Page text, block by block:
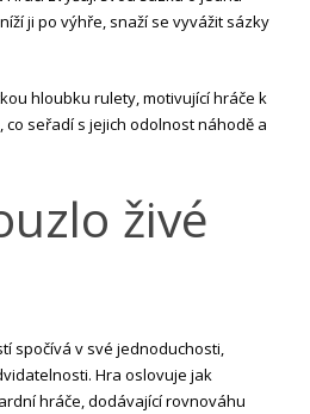
ji po výhře, snaží se vyvážit sázky
hloubku rulety, motivující hráče k
seřadí s jejich odolnost náhodě a
živé
spočívá v své jednoduchosti,
Hra oslovuje jak
hráče, dodávající rovnováhu